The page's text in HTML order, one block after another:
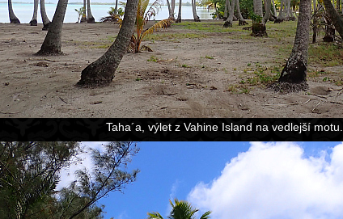
Taha´a, výlet z Vahine Island na vedlejší motu.